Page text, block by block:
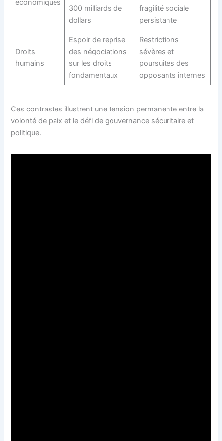
économiques
300 milliards de
dollars
fragilité sociale
persistante
Droits
humains
Espoir de reprise
des négociations
sur les droits
fondamentaux
Restrictions
sévères et
poursuites des
opposants internes
Ces contrastes illustrent une tension permanente entre la
volonté de paix et le défi de gouvernance sécuritaire et
politique.